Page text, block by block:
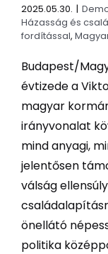
2025.05.30. |
Házasság és
fordítással,
Budapest/
évtizede a
magyar
irányvonalat
mind anyagi,
jelentősen
válság
önellátó
politika